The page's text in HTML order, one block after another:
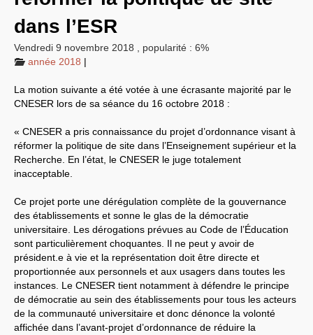
Année 2026
Année 2025
Année 2024
Année 2023
congrès 2023 à Sète
Année 2022
Année 2021
Année 2019
Année 2018
Année 2017
Année 2016
Année 2015
Année 2013
Année 2012
année 2011
Année 2010
Année 2009
Année 2008
Année 2007
Année 2006
Année 2005
Année 2004
Année 2003
LES BRANCHES
dans l’ESR
Vendredi 9 novembre 2018
popularité : 6%
année 2018 |
La motion suivante a été votée à une écrasante majorité par le
CNESER lors de sa séance du 16 octobre 2018 :
« CNESER a pris connaissance du projet d’ordonnance visant à
réformer la politique de site dans l’Enseignement supérieur et la
Recherche. En l’état, le CNESER le juge totalement
inacceptable.
Ce projet porte une dérégulation complète de la gouvernance
des établissements et sonne le glas de la démocratie
universitaire. Les dérogations prévues au Code de l’Éducation
sont particulièrement choquantes. Il ne peut y avoir de
président.e à vie et la représentation doit être directe et
proportionnée aux personnels et aux usagers dans toutes les
instances. Le CNESER tient notamment à défendre le principe
de démocratie au sein des établissements pour tous les acteurs
de la communauté universitaire et donc dénonce la volonté
affichée dans l’avant-projet d’ordonnance de réduire la